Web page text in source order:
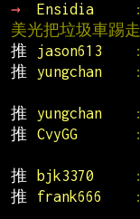
→
Ensidia
美光把垃圾車踢
推
jason613
推
yungchan
推
yungchan
推
CvyGG
推
bjk3370
推
frank666